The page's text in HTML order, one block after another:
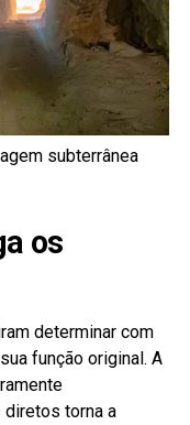
subterrânea
os
determinar com
função original. A
torna a